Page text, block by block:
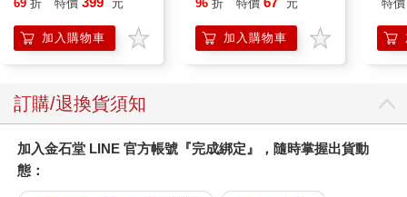
企鵝
69 折 特價 元
加入購物車
96 折 特價 元
加入購物車
特價
訂購/退換貨須知
加入金石堂 LINE 官方帳號『完成綁定』，隨時掌握出貨動
態：